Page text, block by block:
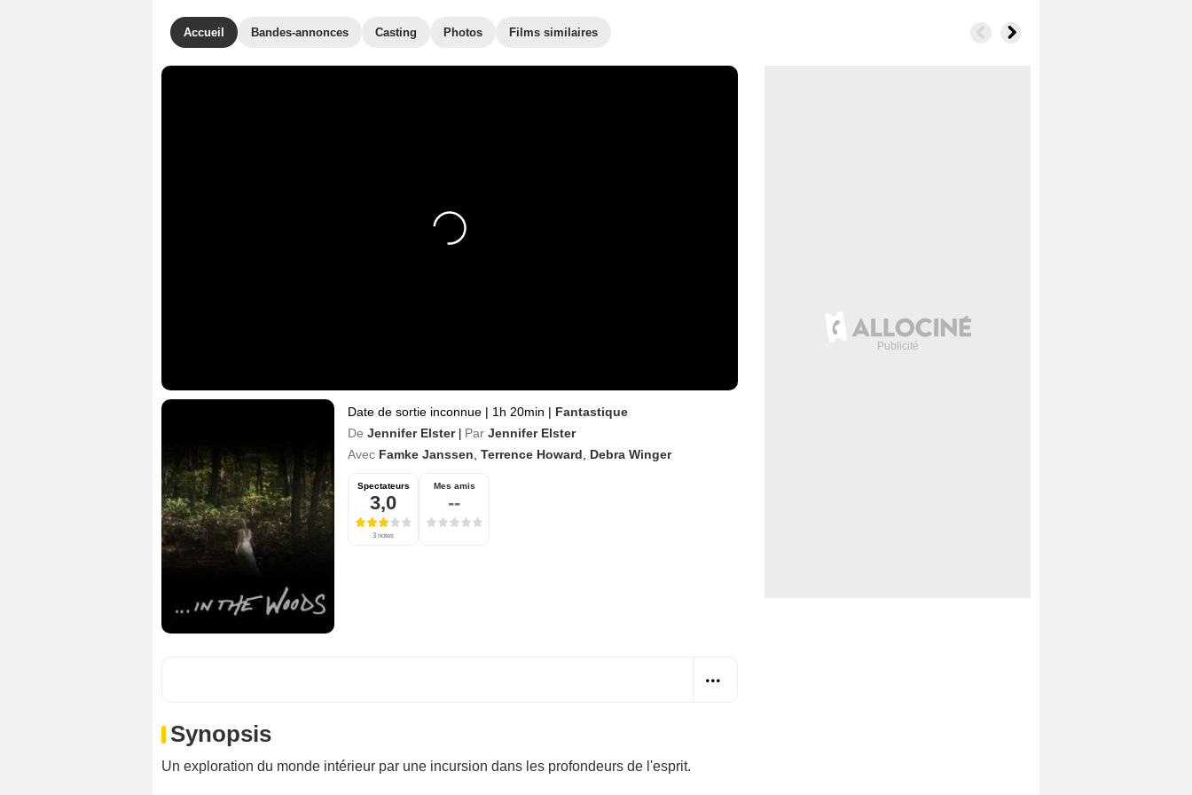
Accueil Bandes-annonces Casting Photos Films similaires
Date de sortie inconnue | 1h 20min | Fantastique
De Jennifer Elster | Par Jennifer Elster
Avec Famke Janssen Terrence Howard Debra Winger
Spectateurs
3,0
3 notes
Mes amis
--
Synopsis
Un exploration du monde intérieur par une incursion dans les profondeurs de l'esprit.